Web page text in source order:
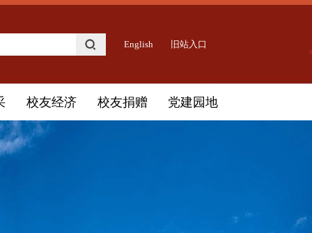
English 旧站入口
校友经济 校友捐赠 党建园地